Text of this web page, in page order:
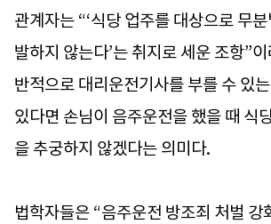
관계자는 “‘식당 업주를 대상으로 무
발하지 않는다’는 취지로 세운 조항”
반적으로 대리운전기사를 부를 수 있
있다면 손님이 음주운전을 했을 때 식
을 추궁하지 않겠다는 의미다.
법학자들은 “음주운전 방조죄 처벌 강